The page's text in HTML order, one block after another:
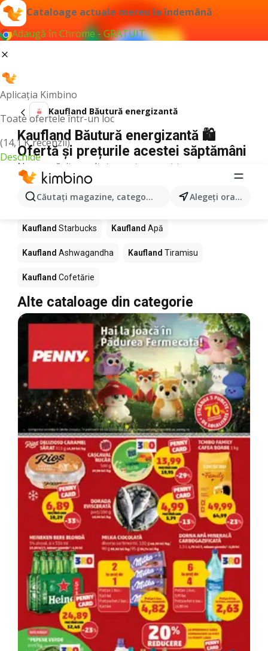
Cataloage actuale mereu la îndemână
Adaugă în Chrome - GRATUIT
Aplicația Kimbino
Toate ofertele într-un loc
(14,1 K recenzii)
Deschide
Căutaţi magazine, categorii, produse... Alegeţi oraşul
Kaufland Băutură energizantă
Kaufland Băutură energizantă 🛍️
Ofertă și prețurile acestei săptămâni
Nu am găsit rezultate pentru acest termen.
Alte produse în magazine Kaufland
Kaufland Pizza Kaufland Mango KauflandLEGO
Kaufland Starbucks Kaufland Apă
Kaufland Ashwagandha Kaufland Tiramisu
Kaufland Cofetărie
Alte cataloage din categorie